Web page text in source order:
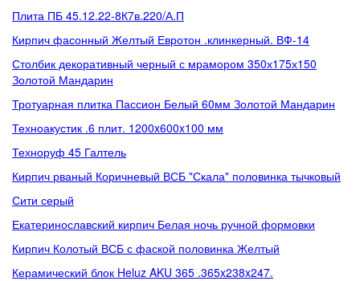
Плита ПБ 45.12.22-8К7в.220/А.П
Кирпич фасонный Желтый Евротон .клинкерный. ВФ-14
Столбик декоративный черный с мрамором 350х175х150
Золотой Мандарин
Тротуарная плитка Пассион Белый 60мм Золотой Мандарин
Техноакустик .6 плит. 1200x600x100 мм
Техноруф 45 Галтель
Кирпич рваный Коричневый ВСБ "Скала" половинка тычковый
Сити серый
Екатеринославский кирпич Белая ночь ручной формовки
Кирпич Колотый ВСБ с фаской половинка Желтый
Керамический блок Heluz AKU 365 .365x238x247.